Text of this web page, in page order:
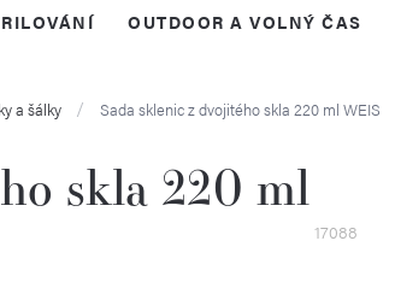
OUTDOOR A VOLNÝ ČAS
a šálky Sada sklenic z dvojitého skla 220 ml WEIS
skla 220 ml
17088